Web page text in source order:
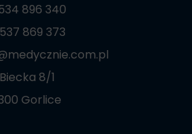
896 340
869 373
8/1
Gorlice